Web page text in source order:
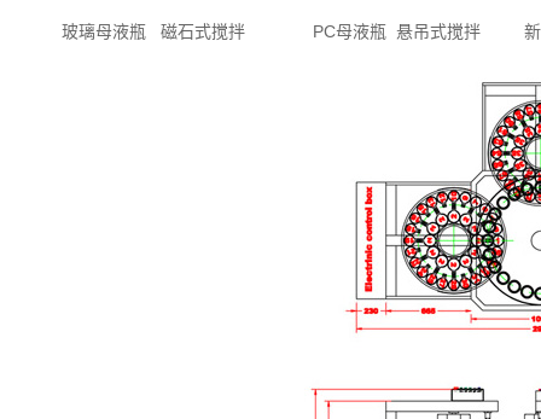
玻璃母液瓶 磁石式搅拌 PC母液瓶 悬吊式搅拌 新式